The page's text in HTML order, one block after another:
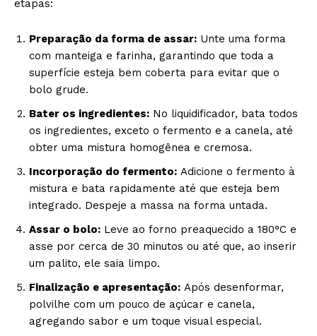
etapas:
Preparação da forma de assar: Unte uma forma
com manteiga e farinha, garantindo que toda a
superfície esteja bem coberta para evitar que o
bolo grude.
Bater os ingredientes: No liquidificador, bata todos
os ingredientes, exceto o fermento e a canela, até
obter uma mistura homogênea e cremosa.
Incorporação do fermento: Adicione o fermento à
mistura e bata rapidamente até que esteja bem
integrado. Despeje a massa na forma untada.
Assar o bolo: Leve ao forno preaquecido a 180°C e
asse por cerca de 30 minutos ou até que, ao inserir
um palito, ele saia limpo.
Finalização e apresentação: Após desenformar,
polvilhe com um pouco de açúcar e canela,
agregando sabor e um toque visual especial.